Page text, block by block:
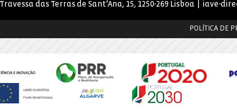
das Terras de Sant’Ana, 15, 1250-269 Lisboa | iave-
POLÍTICA DE